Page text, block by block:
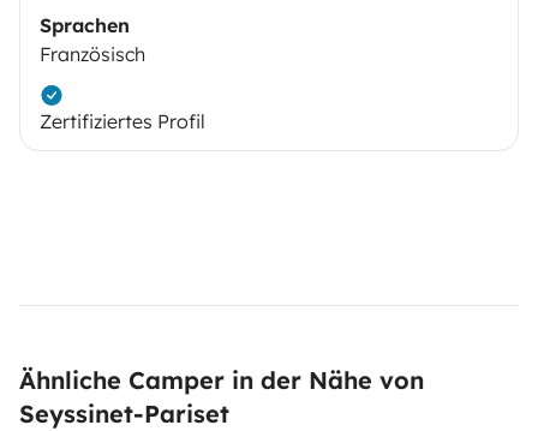
Sprachen
Französisch
Zertifiziertes Profil
Ähnliche Camper in der Nähe von
Seyssinet-Pariset